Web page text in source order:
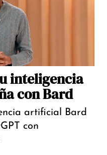
inteligencia
con Bard
artificial Bard
con